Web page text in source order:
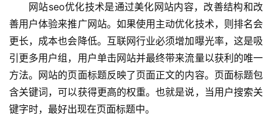
网站seo优化技术是通过美化网站内容，改善结构和改
善用户体验来推广网站。如果使用主动优化技术，则排名会
更长，成本也会降低。互联网行业必须增加曝光率，这是吸
引更多用户组，用户单击网站并最终带来流量以获利的唯一
方法。网站的页面标题反映了页面正文的内容。页面标题包
含关键词，可以获得更高的权重。也就是说，当用户搜索关
键字时，最好出现在页面标题中。